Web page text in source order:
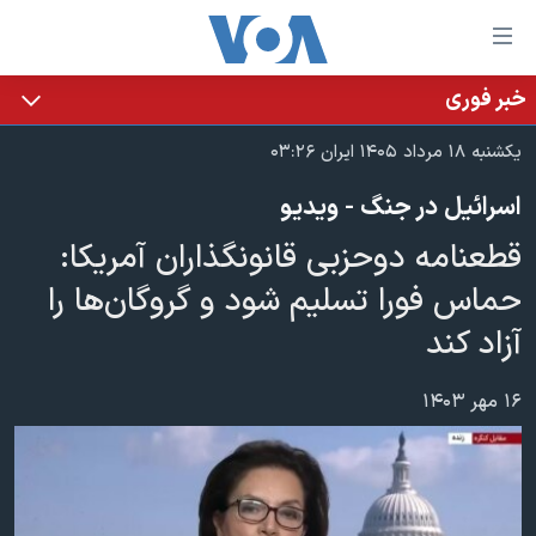
لینکهای
قابل
دسترسی
جهش
محتوای
اصلی
جهش
به
صفحه
اصلی
جهش
به
خانه
نسخه سبک وب‌سایت
موضوع ها
ایران
آمریکا
جهان
گزیده‌ها
ویژه برنامه‌ها
برنامه های تلویزیونی
جدول برنامه ها
صفحه‌های ویژه
عملیات خشم حماسی
بایگانی برنامه‌های تلویزیونی
فرکانس‌های صدای آمریکا
پخش رادیویی
یادگیری زبان انگلیسی
خبر فوری
یکشنبه ۱۸ مرداد ۱۴۰۵ ایران ۰۳:۲۶
اسرائیل در جنگ - ویدیو
قطعنامه دوحزبی قانونگذاران آمریکا:
حماس فورا تسلیم شود و گروگان‌ها را
آزاد کند
۱۶ مهر ۱۴۰۳